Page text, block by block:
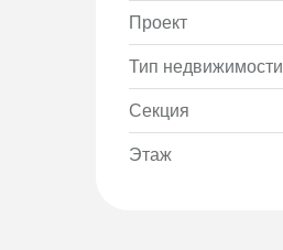
Проект
Тип недвижимости
Секция
Этаж